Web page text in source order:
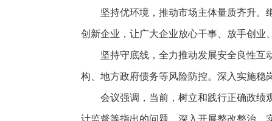
坚持优环境，推动市场主体量质齐升。
创新企业，让广大企业放心干事、放手创业
坚持守底线，全力推动发展安全良性互
构、地方政府债务等风险防控。深入实施稳
会议强调，当前，树立和践行正确政绩
计监督等指出的问题，深入开展整改整治，